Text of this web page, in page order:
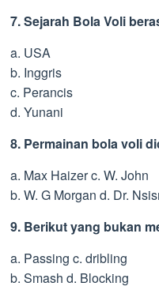
7. Sejarah Bola Voli
a. USA
b. Inggris
c. Perancis
d. Yunani
8. Permainan bola voli
a. Max Haizer c. W. John
b. W. G Morgan d. Dr.
9. Berikut yang bukan
a. Passing c. dribling
b. Smash d. Blocking